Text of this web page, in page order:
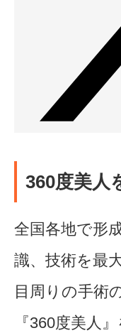
360度美人
全国各地で形
識、技術を最
目周りの手術
『360度美人